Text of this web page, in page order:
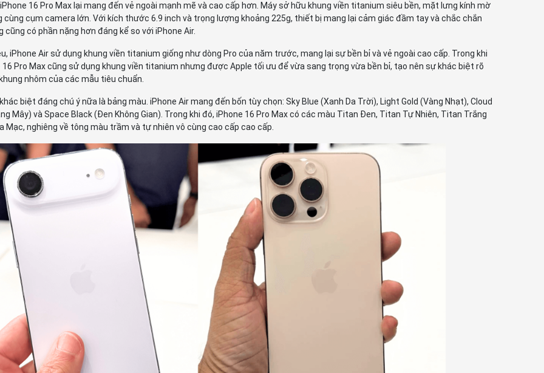
16 Pro Max lại mang đến vẻ ngoài mạnh mẽ và cao cấp hơn. Máy sở hữu khung viền titanium siêu bền, mặt lưng kính mờ
cùng cụm camera lớn. Với kích thước 6.9 inch và trọng lượng khoảng 225g, thiết bị mang lại cảm giác đầm tay và chắc chắn
cũng có phần nặng hơn đáng kể so với iPhone Air.
iPhone Air sử dụng khung viền titanium giống như dòng Pro của năm trước, mang lại sự bền bỉ và vẻ ngoài cao cấp. Trong khi
16 Pro Max cũng sử dụng khung viền titanium nhưng được Apple tối ưu để vừa sang trọng vừa bền bỉ, tạo nên sự khác biệt rõ
nhôm của các mẫu tiêu chuẩn.
biệt đáng chú ý nữa là bảng màu. iPhone Air mang đến bốn tùy chọn: Sky Blue (Xanh Da Trời), Light Gold (Vàng Nhạt), Cloud
Mây) và Space Black (Đen Không Gian). Trong khi đó, iPhone 16 Pro Max có các màu Titan Đen, Titan Tự Nhiên, Titan Trắng
Mạc, nghiêng về tông màu trầm và tự nhiên vô cùng cao cấp cao cấp.